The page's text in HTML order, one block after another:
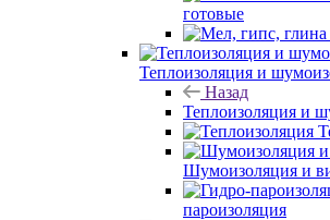
готовые
Теплоизоляция и
Назад
Теплоизоляция и
Шумоизоляция и
пароизоляция